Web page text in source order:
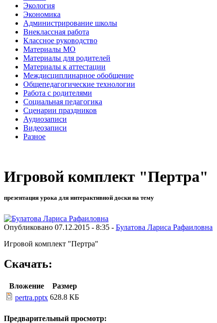
Экология
Экономика
Администрирование школы
Внеклассная работа
Классное руководство
Материалы МО
Материалы для родителей
Материалы к аттестации
Междисциплинарное обобщение
Общепедагогические технологии
Работа с родителями
Социальная педагогика
Сценарии праздников
Аудиозаписи
Видеозаписи
Разное
Игровой комплект "Пертра"
презентация урока для интерактивной доски на тему
Опубликовано 07.12.2015 - 8:35 - Булатова Лариса Рафаиловна
Игровой комплект "Пертра"
Скачать:
Вложение
Размер
pertra.pptx 628.8 КБ
Предварительный просмотр: